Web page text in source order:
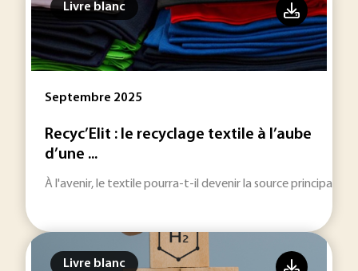
Livre blanc
Septembre 2025
Recyc’Elit : le recyclage textile à l’aube
d’une ...
À l'avenir, le textile pourra-t-il devenir la source principale
Livre blanc